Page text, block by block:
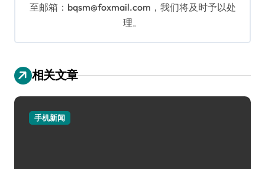
至邮箱：bqsm@foxmail.com，我们将及时予以处
理。
相关文章
手机新闻